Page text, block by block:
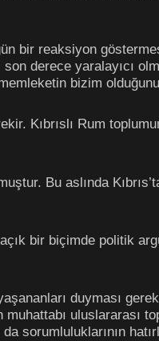
bir reaksiyon
derece yaralayıcı
bizim
Kıbrıslı Rum
Bu aslında
bir biçimde politik
duyması
uluslararası
sorumluluklarının